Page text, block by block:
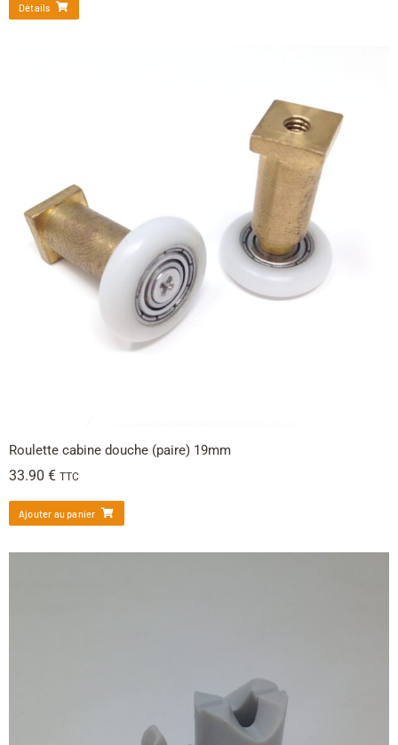
Détails
Roulette cabine douche (paire) 19mm
33.90 € TTC
Ajouter au panier